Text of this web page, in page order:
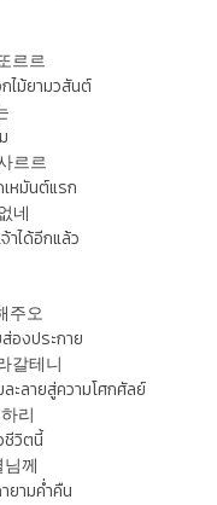
르르
ไม้ยามวสันต์
르르
หมันต์แรก
네
าได้อีกแล้ว
주오
องประกาย
갈테니
ะลายสู่ความโศกศัลย์
리
ชีวิตนี้
께
ยามค่ำคืน